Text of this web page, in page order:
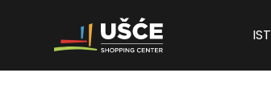
Skip to content